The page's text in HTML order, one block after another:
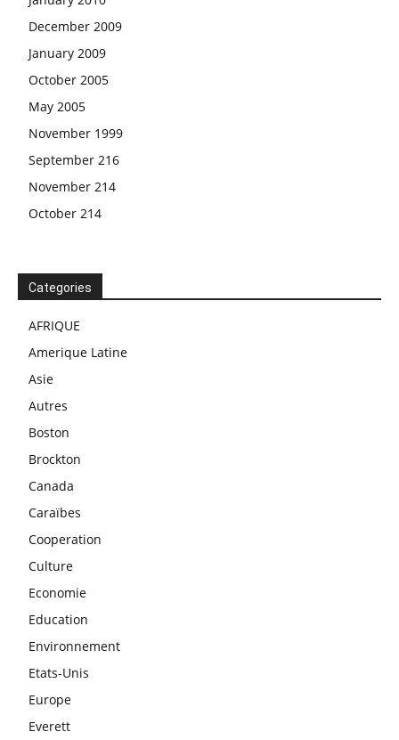
December 2009
January 2009
October 2005
May 2005
November 1999
September 216
November 214
October 214
Categories
AFRIQUE
Amerique Latine
Asie
Autres
Boston
Brockton
Canada
Caraïbes
Cooperation
Culture
Economie
Education
Environnement
Etats-Unis
Europe
Everett